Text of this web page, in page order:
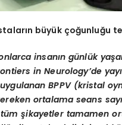
büyük çoğunluğu
insanın günlük
in Neurology’de
BPPV (kristal
ortalama seans
şikayetler tamamen